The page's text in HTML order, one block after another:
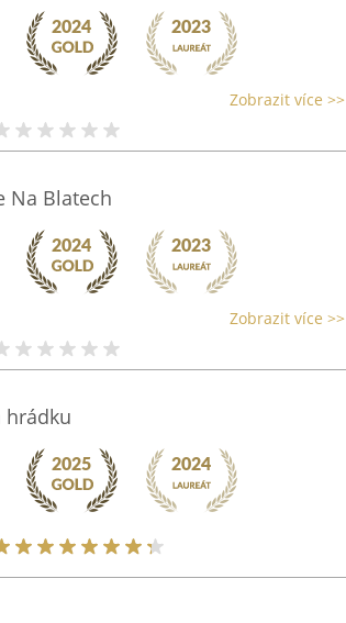
Zobrazit více >>
Na Blatech
Zobrazit více >>
hrádku